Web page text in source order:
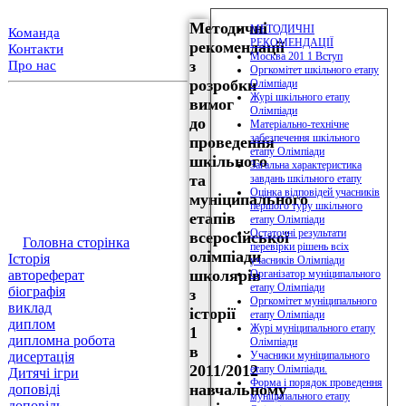
Команда
Контакти
Про нас
Головна сторінка
Історія
автореферат
біографія
виклад
диплом
дипломна робота
дисертація
Дитячі ігри
доповіді
Методичні
рекомендації
з
розробки
вимог
до
проведення
шкільного
та
муніципального
етапів
всеросійської
олімпіади
школярів
з
історії
1
в
2011/2012
навчальному
МЕТОДИЧНІ
РЕКОМЕНДАЦІЇ
Москва 201 1 Вступ
Оргкомітет шкільного етапу
Олімпіади
Журі шкільного етапу
Олімпіади
Матеріально-технічне
забезпечення шкільного
етапу Олімпіади
Загальна характеристика
завдань шкільного етапу
Оцінка відповідей учасників
першого туру шкільного
етапу Олімпіади
Остаточні результати
перевірки рішень всіх
учасників Олімпіади
Організатор муніципального
етапу Олімпіади
Оргкомітет муніципального
етапу Олімпіади
Журі муніципального етапу
Олімпіади
Учасники муніципального
етапу Олімпіади.
Форма і порядок проведення
муніципального етапу